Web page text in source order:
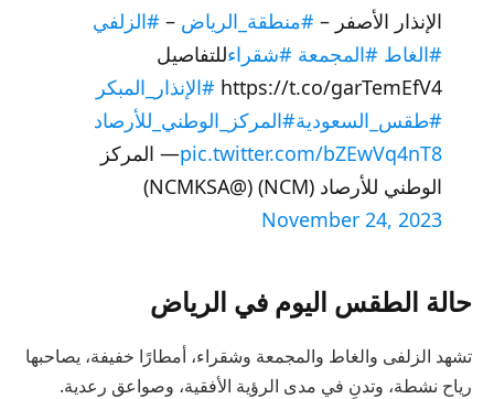
الإنذار الأصفر – #منطقة_الرياض – #الزلفي
#الغاط #المجمعة #شقراءللتفاصيل
https://t.co/garTemEfV4 #الإنذار_المبكر
#طقس_السعودية#المركز_الوطني_للأرصاد
pic.twitter.com/bZEwVq4nT8— المركز
الوطني للأرصاد (NCM) (@NCMKSA)
November 24, 2023
حالة الطقس اليوم في الرياض
تشهد الزلفى والغاط والمجمعة وشقراء، أمطارًا خفيفة، يصاحبها
رياح نشطة، وتدنٍ في مدى الرؤية الأفقية، وصواعق رعدية.